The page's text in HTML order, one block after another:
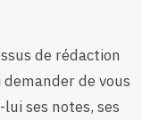
de rédaction
de vous
ses notes, ses